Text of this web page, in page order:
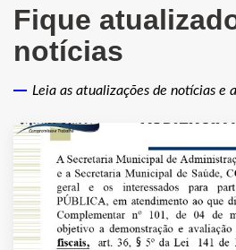
Fique
notícias
Leia as atualizações de notícias e